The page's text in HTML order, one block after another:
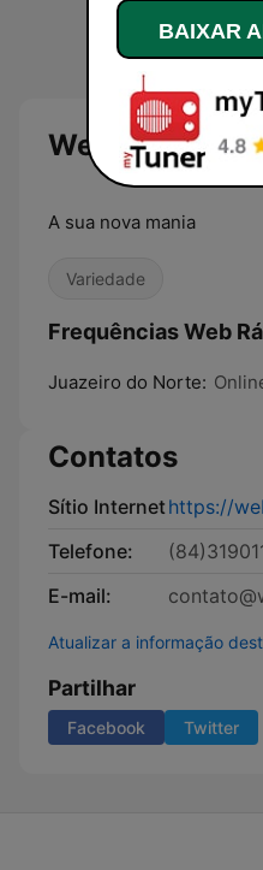
Web Rádio
A sua nova mania
Variedade
Frequências Web
Juazeiro do Norte:
Contatos
Sítio Internethttps://
Telefone:
E-mail:
Atualizar a informação
Partilhar
Facebook Twitter
BAIXAR